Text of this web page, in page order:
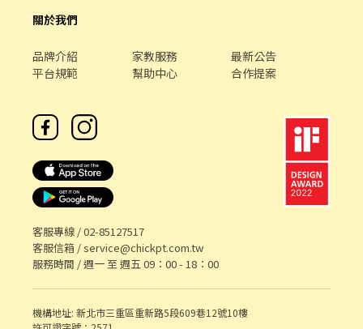
關於我們
品牌介紹 家教服務
最新公告
平台規範
幫助中心 合作提案
客服專線 /02-85127517
客服信箱 /service@chickpt.com.tw
服務時間 / 週一 至 週五 09：00 - 18：00
機構地址: 新北市三重區重新路5段609巷12號10樓